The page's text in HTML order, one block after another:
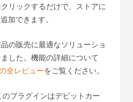
リックするだけで、ストアに
加できます。
の販売に最適なソリューショ
した。機能の詳細について
全レビューをご覧ください。
のプラグインはデビットカー